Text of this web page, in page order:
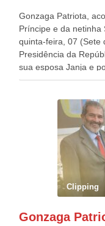
Gonzaga Patriota,
Príncipe e da netinha
quinta-feira, 07 (Sete
Presidência da
sua esposa Janja e
estavam presentes,
outros desfiles, na
o deste ano, o maior
quatro décadas,
anualmente dos
Esplanada dos
preparou espaços
pessoas, só que o
Independentes,
Patriota.
Clipping